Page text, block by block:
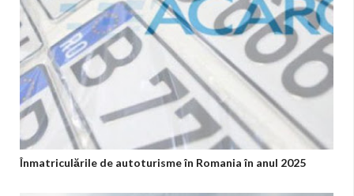
Înmatriculările de autoturisme în Romania în anul 2025